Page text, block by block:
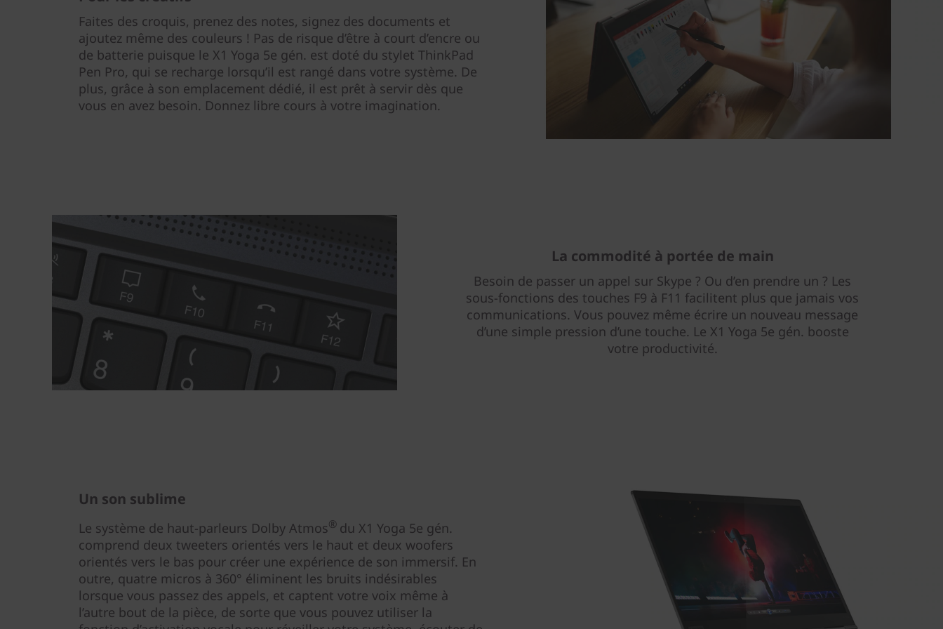
Faites des croquis, prenez des notes, signez des documents et
ajoutez même des couleurs ! Pas de risque d’être à court d’encre ou
de batterie puisque le X1 Yoga 5e gén. est doté du stylet ThinkPad
Pen Pro, qui se recharge lorsqu’il est rangé dans votre système. De
plus, grâce à son emplacement dédié, il est prêt à servir dès que
vous en avez besoin. Donnez libre cours à votre imagination.
La commodité à portée de main
Besoin de passer un appel sur Skype ? Ou d’en prendre un ? Les
sous-fonctions des touches F9 à F11 facilitent plus que jamais vos
communications. Vous pouvez même écrire un nouveau message
d’une simple pression d’une touche. Le X1 Yoga 5e gén. booste
votre productivité.
Un son sublime
Le système de haut-parleurs Dolby Atmos® du X1 Yoga 5e gén.
comprend deux tweeters orientés vers le haut et deux woofers
orientés vers le bas pour créer une expérience de son immersif. En
outre, quatre micros à 360° éliminent les bruits indésirables
lorsque vous passez des appels, et captent votre voix même à
l’autre bout de la pièce, de sorte que vous pouvez utiliser la